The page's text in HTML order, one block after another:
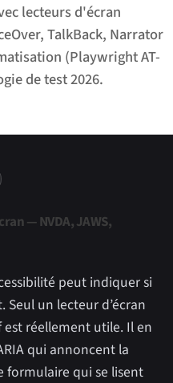
lecteurs d'écran
TalkBack, Narrator
(Playwright AT-
de test 2026.
— NVDA, JAWS,
peut indiquer si
Seul un lecteur d’écran
réellement utile. Il en
qui annoncent la
formulaire qui se lisent